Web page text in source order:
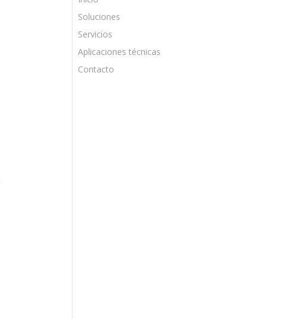
Soluciones
Servicios
Aplicaciones técnicas
Contacto